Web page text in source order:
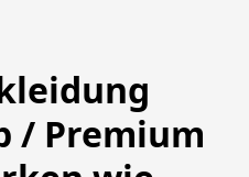
/ Premium